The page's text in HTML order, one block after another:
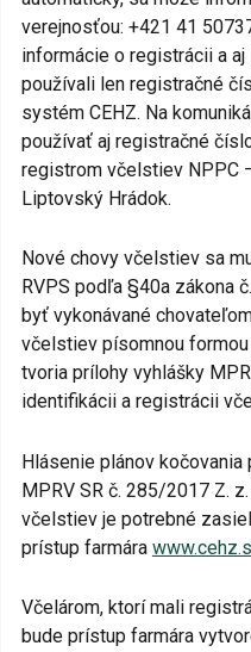
verejnosťou: +421 41
informácie o registrácii a
používali len registračné
systém CEHZ. Na
používať aj registračné
registrom včelstiev NPPC
Liptovský Hrádok.
Nové chovy včelstiev sa
RVPS podľa §40a zákona
byť vykonávané
včelstiev písomnou formou
tvoria prílohy vyhlášky
identifikácii a registrácii
Hlásenie plánov
MPRV SR č. 285/2017 Z.
včelstiev je potrebné
prístup farmára
Včelárom, ktorí mali
bude prístup farmára